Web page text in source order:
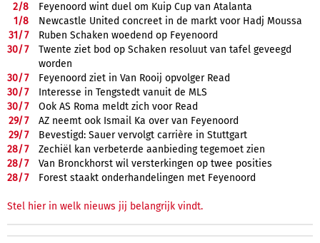
2/8
Feyenoord wint duel om Kuip Cup van Atalanta
1/8
Newcastle United concreet in de markt voor Hadj Moussa
31/7
Ruben Schaken woedend op Feyenoord
30/7
Twente ziet bod op Schaken resoluut van tafel geveegd
worden
30/7
Feyenoord ziet in Van Rooij opvolger Read
30/7
Interesse in Tengstedt vanuit de MLS
30/7
Ook AS Roma meldt zich voor Read
29/7
AZ neemt ook Ismail Ka over van Feyenoord
29/7
Bevestigd: Sauer vervolgt carrière in Stuttgart
28/7
Zechiël kan verbeterde aanbieding tegemoet zien
28/7
Van Bronckhorst wil versterkingen op twee posities
28/7 Forest staakt onderhandelingen met Feyenoord
Stel hier in welk nieuws jij belangrijk vindt.